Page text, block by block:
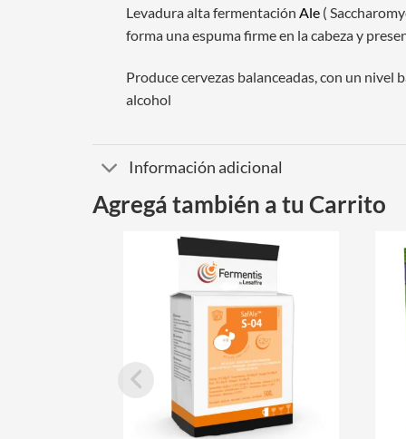
Levadura alta fermentación Ale(
forma una espuma firme en la cabeza y
Produce cervezas balanceadas, con un
alcohol
Información adicional
Agregá también a tu Carrito